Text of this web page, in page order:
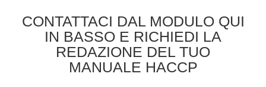
CONTATTACI DAL MODULO QUI
IN BASSO E RICHIEDI LA
REDAZIONE DEL TUO
MANUALE HACCP